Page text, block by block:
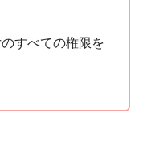
すべての権限を